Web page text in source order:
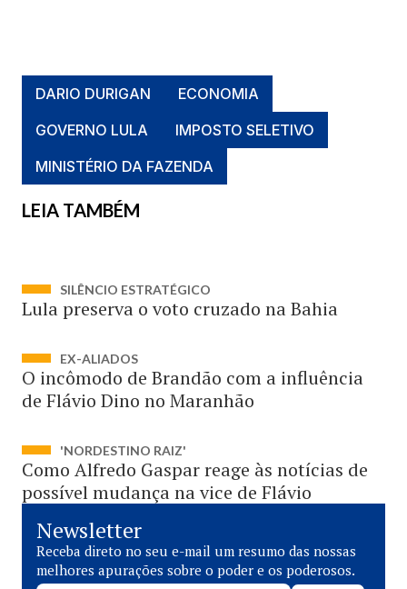
DARIO DURIGAN
ECONOMIA
GOVERNO LULA
IMPOSTO SELETIVO
MINISTÉRIO DA FAZENDA
LEIA TAMBÉM
SILÊNCIO ESTRATÉGICO
Lula preserva o voto cruzado na Bahia
EX-ALIADOS
O incômodo de Brandão com a influência
de Flávio Dino no Maranhão
'NORDESTINO RAIZ'
Como Alfredo Gaspar reage às notícias de
possível mudança na vice de Flávio
Newsletter
Receba direto no seu e-mail um resumo das nossas
melhores apurações sobre o poder e os poderosos.